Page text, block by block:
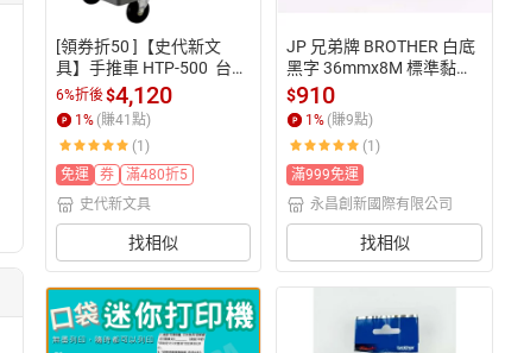
[領券折50 ]【史代新文
具】手推車 HTP-500  台
車/手推車(灰色) 荷重500K
g
6%折後$4,120
1 % (賺41 點)
(1)
免運
券
滿480折5
史代新文具
找相似
JP 兄弟牌 BROTHER 白底
黑字 36mmx8M 標準黏性
護貝標籤帶/ 包 TZe-261
【APP滿額下單10%點數
(單一帳號最高1500點)】
8/31止
$910
1% (賺9點)
(1)
滿999免運
永昌創新國際有限公司
找相似